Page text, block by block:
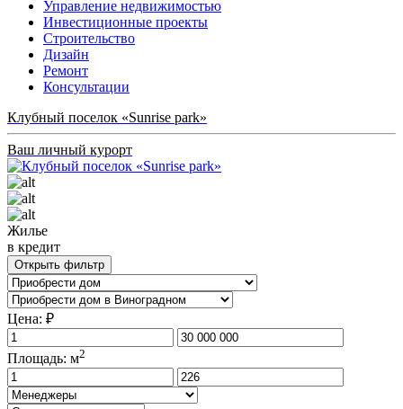
Управление недвижимостью
Инвестиционные проекты
Строительство
Дизайн
Ремонт
Консультации
Клубный поселок «Sunrise park»
Ваш личный курорт
Жилье
в кредит
Открыть фильтр
Цена: ₽
Площадь: м2